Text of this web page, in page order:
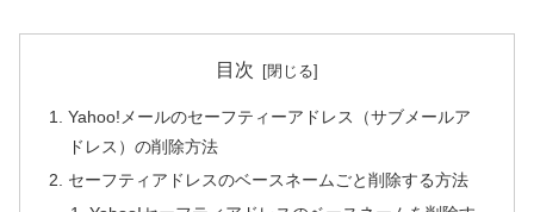
目次
Yahoo!メールのセーフティーアドレス（サブメールア
ドレス）の削除方法
セーフティアドレスのベースネームごと削除する方法